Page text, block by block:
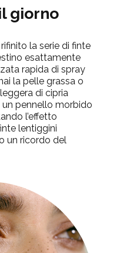
giorno
la serie di finte
esattamente
rapida di spray
la pelle grassa o
di cipria
un pennello morbido
l’effetto
lentiggini
un ricordo del